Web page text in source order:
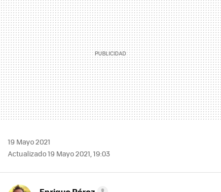
19 Mayo 2021
Actualizado 19 Mayo 2021, 19:03